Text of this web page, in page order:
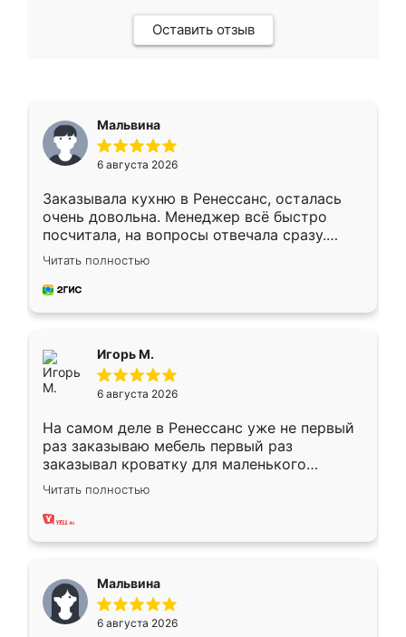
Оставить отзыв
Мальвина
6 августа 2026
Заказывала кухню в Ренессанс, осталась
очень довольна. Менеджер всё быстро
посчитала, на вопросы отвечала сразу.
Замерщик приехал в субботу, подошёл к
делу со всей ответственностью. Собрали
за день, ребята работали аккуратно, даже
Читать полностью
Игорь М.
6 августа 2026
На самом деле в Ренессанс уже не первый
раз заказываю мебель первый раз
заказывал кроватку для маленького
ребёнка при его рождении ,во второй раз
заказал шкаф-купе. По качеству очень
хорошее сборка достаточно быстрая,
меньше, здесь же он более разнообразный.
Мне нравится ,если что-то потребуется из
мебели буду заказывать только здесь.
Читать полностью
Мальвина
6 августа 2026